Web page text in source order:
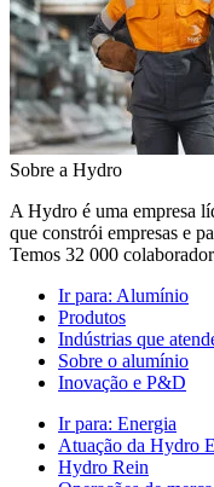
Sobre a Hydro
A Hydro é uma empresa
que constrói empresas e
Temos 32 000
Ir para: Alumínio
Produtos
Indústrias que
Sobre o alumínio
Inovação e P&D
Ir para: Energia
Atuação da Hydro
Hydro Rein